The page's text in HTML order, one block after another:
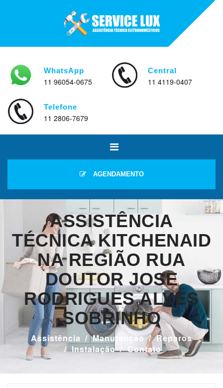
WhatsApp
11 96054-0675
Central
11 4119-0407
Telefone
11 2806-7679
AGENDAMENTO
ASSISTÊNCIA
TÉCNICA KITCHENAID
NA REGIÃO RUA
DOUTOR JOSE
RODRIGUES ALVES
SOBRINHO
Assistência Manutenção
Reparos
Instalação
Contato